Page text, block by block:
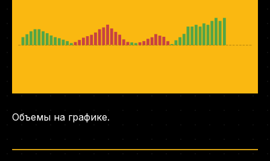
Объемы на графике.